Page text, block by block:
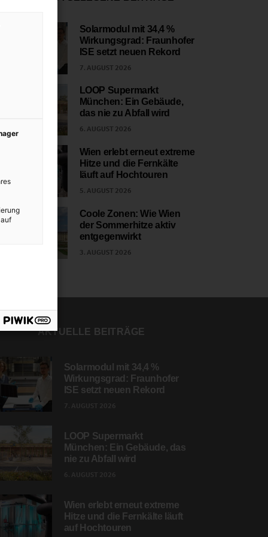
Solarmodul mit 34,4 %
Wirkungsgrad: Fraunhofer
ISE setzt neuen Rekord
7. AUGUST 2026
LOOP Supermarkt
München: Ein Gebäude,
das nie zu Abfall wird
6. AUGUST 2026
Wien erlebt erneut extreme
Hitze und die Fernkälte
läuft auf Hochtouren
5. AUGUST 2026
Coole Zonen: Wie Wien
der Sommerhitze aktiv
entgegenwirkt
3. AUGUST 2026
AKTUELLE BEITRÄGE
Solarmodul mit 34,4 %
Wirkungsgrad: Fraunhofer
ISE setzt neuen Rekord
LOOP Supermarkt
München: Ein Gebäude, das
nie zu Abfall wird
Wien erlebt erneut extreme
Hitze und die Fernkälte läuft
auf Hochtouren